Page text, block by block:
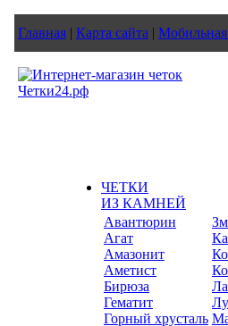
Главная | Карта сайта | Мобильная
ЧЕТКИ
ИЗ КАМНЕЙ
Авантюрин
Агат
Амазонит
Аметист
Бирюза
Гематит
Горный хрусталь